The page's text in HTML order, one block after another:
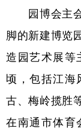
园博会主会
脚的新建博览
造园艺术展等
顷，包括江海
古、梅岭揽胜
在南通市体育